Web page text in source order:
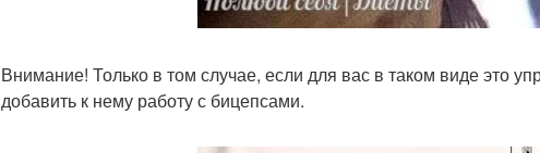
Внимание! Только в том случае, если для вас в таком виде это
добавить к нему работу с бицепсами.